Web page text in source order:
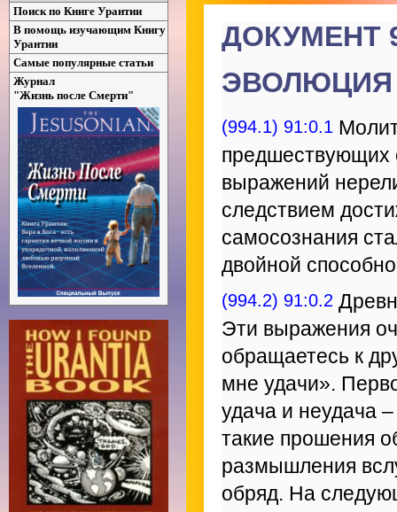
Поиск по Книге Урантии
В помощь изучающим Книгу
Урантии
Самые популярные статьи
Журнал
"Жизнь после Смерти"
ДОКУМЕНТ
(994.1) 91:0.1
предшествующих
выражений
следствием
самосознания
двойной
(994.2) 91:0.2
Эти выражения
обращаетесь к
мне удачи».
удача и неудача
такие прошения
размышления
обряд. На